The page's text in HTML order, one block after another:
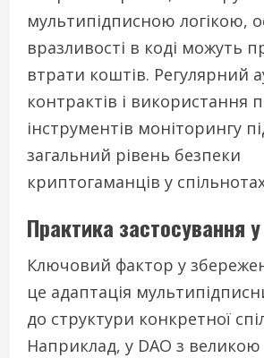
мультипідписною логікою,
вразливості в коді можуть
втрати коштів. Регулярний
контрактів і використання
інструментів моніторингу
загальний рівень безпеки
криптогаманців у
Практика застосування
Ключовий фактор у
це адаптація
до структури конкретної
Наприклад, у DAO з великою